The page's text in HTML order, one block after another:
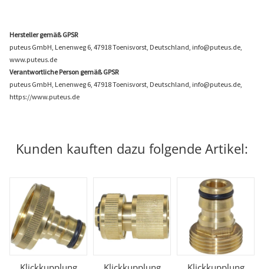
Hersteller gemäß GPSR
puteus GmbH, Lenenweg 6, 47918 Toenisvorst, Deutschland, info@puteus.de,
www.puteus.de
Verantwortliche Person gemäß GPSR
puteus GmbH, Lenenweg 6, 47918 Toenisvorst, Deutschland, info@puteus.de,
https://www.puteus.de
Kunden kauften dazu folgende Artikel: